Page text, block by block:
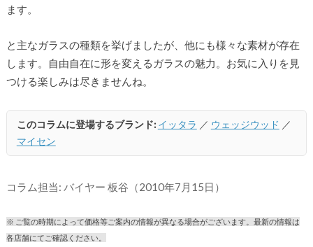
ます。
と主なガラスの種類を挙げましたが、他にも様々な素材が存在
します。自由自在に形を変えるガラスの魅力。お気に入りを見
つける楽しみは尽きませんね。
このコラムに登場するブランド: イッタラ ／ ウェッジウッド ／
マイセン
コラム担当: バイヤー 板谷（2010年7月15日）
※ ご覧の時期によって価格等ご案内の情報が異なる場合がございます。最新の情報は
各店舗にてご確認ください。